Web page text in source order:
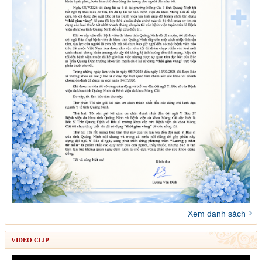
Xem danh sách
VIDEO CLIP